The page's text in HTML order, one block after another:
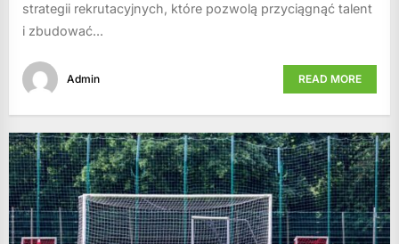
strategii rekrutacyjnych, które pozwolą przyciągnąć talent
i zbudować...
Admin READ MORE